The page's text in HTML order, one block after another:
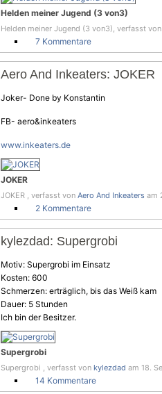
Helden meiner Jugend (3 von3)
Helden meiner Jugend (3 von3), verfasst
7 Kommentare
Aero And Inkeaters: JOKER
Joker- Done by Konstantin
FB- aero&inkeaters
www.inkeaters.de
JOKER
JOKER , verfasst von Aero And Inkeaters am
2 Kommentare
kylezdad: Supergrobi
Motiv: Supergrobi im Einsatz
Kosten: 600
Schmerzen: erträglich, bis das Weiß kam
Dauer: 5 Stunden
Ich bin der Besitzer.
Supergrobi
Supergrobi , verfasst von kylezdad am 18.
14 Kommentare